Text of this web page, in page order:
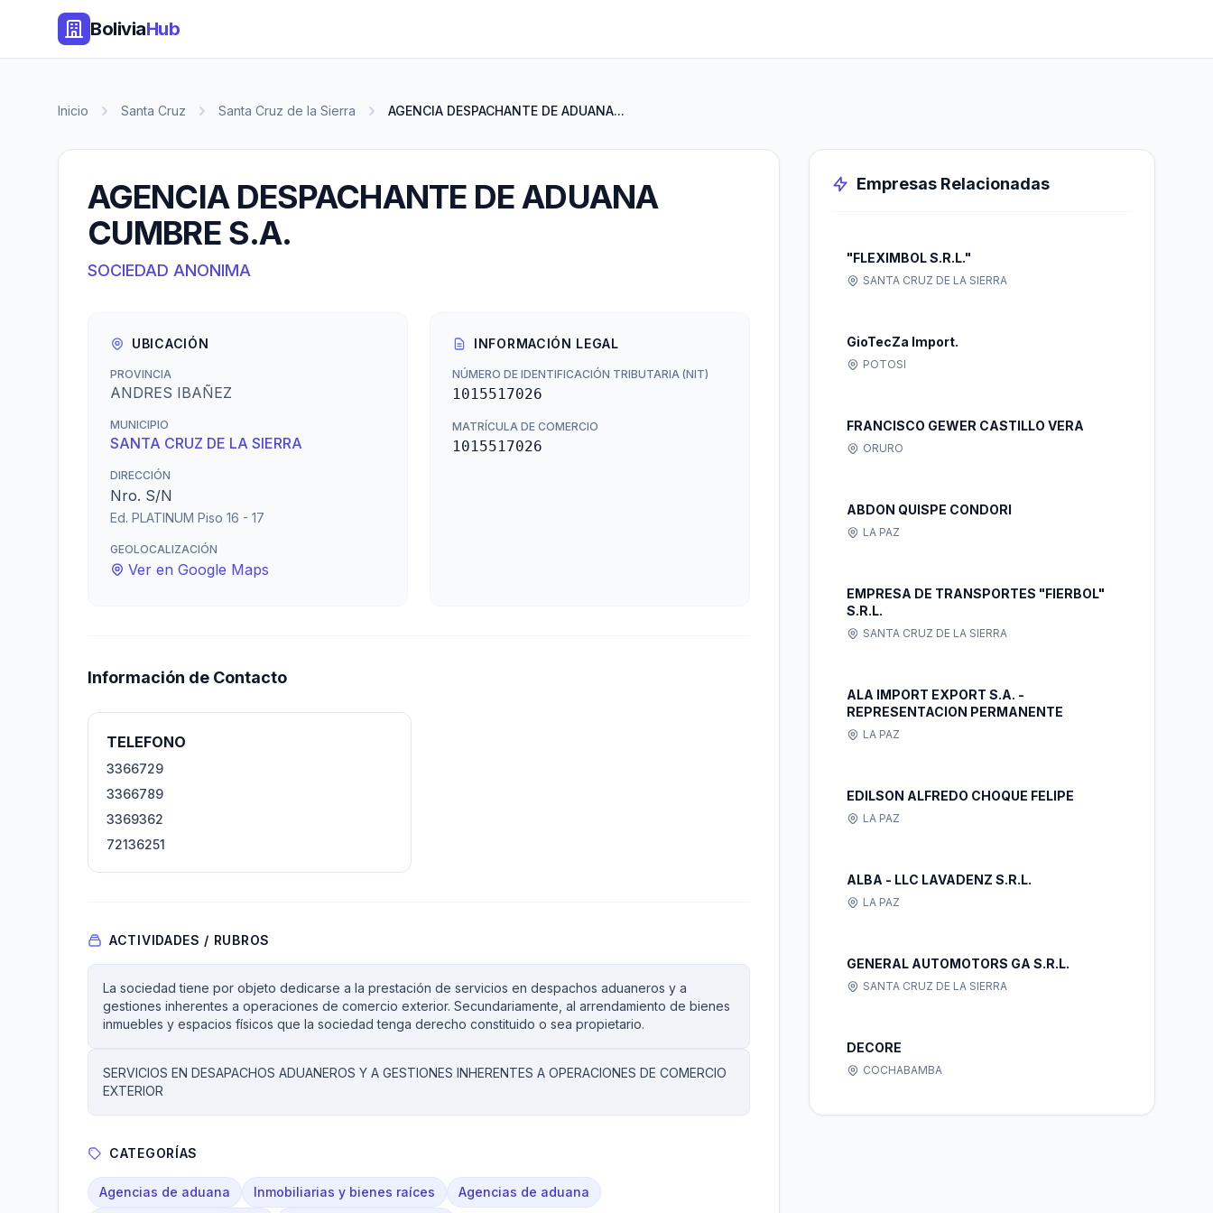
BoliviaHub
Inicio Santa Cruz Santa Cruz de la Sierra AGENCIA DESPACHANTE DE ADUANA...
AGENCIA DESPACHANTE DE ADUANA
CUMBRE S.A.
SOCIEDAD ANONIMA
UBICACIÓN
PROVINCIA
ANDRES IBAÑEZ
MUNICIPIO
SANTA CRUZ DE LA SIERRA
DIRECCIÓN
Nro. S/N
Ed. PLATINUM Piso 16 - 17
GEOLOCALIZACIÓN
Ver en Google Maps
INFORMACIÓN LEGAL
NÚMERO DE IDENTIFICACIÓN TRIBUTARIA (NIT)
1015517026
MATRÍCULA DE COMERCIO
1015517026
Información de Contacto
TELEFONO
3366729
3366789
3369362
72136251
ACTIVIDADES / RUBROS
La sociedad tiene por objeto dedicarse a la prestación de servicios en despachos aduaneros y a
gestiones inherentes a operaciones de comercio exterior. Secundariamente, al arrendamiento de bienes
inmuebles y espacios físicos que la sociedad tenga derecho constituido o sea propietario.
SERVICIOS EN DESAPACHOS ADUANEROS Y A GESTIONES INHERENTES A OPERACIONES DE COMERCIO
EXTERIOR
CATEGORÍAS
Agencias de aduana Inmobiliarias y bienes raíces Agencias de aduana
Empresas Relacionadas
"FLEXIMBOL S.R.L."
SANTA CRUZ DE LA SIERRA
GioTecZa Import.
POTOSI
FRANCISCO GEWER CASTILLO VERA
ORURO
ABDON QUISPE CONDORI
LA PAZ
EMPRESA DE TRANSPORTES "FIERBOL"
S.R.L.
SANTA CRUZ DE LA SIERRA
ALA IMPORT EXPORT S.A. -
REPRESENTACION PERMANENTE
LA PAZ
EDILSON ALFREDO CHOQUE FELIPE
LA PAZ
ALBA - LLC LAVADENZ S.R.L.
LA PAZ
GENERAL AUTOMOTORS GA S.R.L.
SANTA CRUZ DE LA SIERRA
DECORE
COCHABAMBA